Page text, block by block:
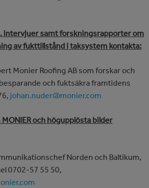
intervjuer samt forskningsrapporter om
av fukttillstånd i taksystem kontakta:
Monier Roofing AB som forskar och
och fuktsäkra framtidens
johan.nuder@monier.com
och högupplösta bilder
Norden och Baltikum,
0702-57 55 50,